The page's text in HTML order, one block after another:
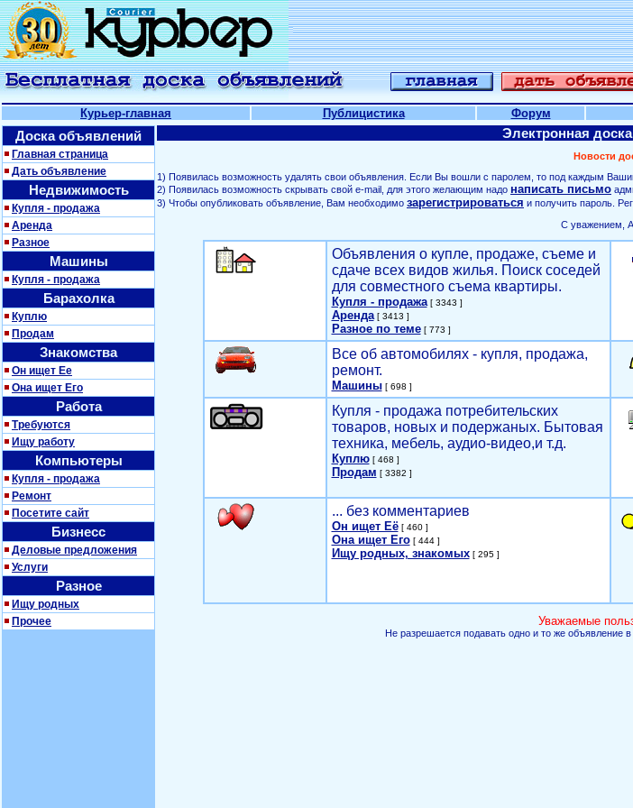
Курьер-главная Публицистика Форум
Доска объявлений
Главная страница
Дать объявление
Недвижимость
Купля - продажа
Аренда
Разное
Машины
Купля - продажа
Барахолка
Куплю
Продам
Знакомства
Он ищет Ее
Она ищет Его
Работа
Требуются
Ищу работу
Компьютеры
Купля - продажа
Ремонт
Посетите сайт
Бизнесс
Деловые предложения
Услуги
Разное
Ищу родных
Прочее
Электронная
Новости
1) Появилась возможность удалять свои объявления. Если Вы вошли с паролем, то под каждым
2) Появилась возможность скрывать свой е-mail, для этого желающим надо написать письмо
3) Чтобы опубликовать объявление, Вам необходимо зарегистрироваться и получить пароль.
С уважением,
Объявления о купле, продаже, съеме и
сдаче всех видов жилья. Поиск соседей
для совместного съема квартиры.
Купля - продажа[ 3343 ]
Аренда[ 3413 ]
Разное по теме[ 773 ]
Все об автомобилях - купля, продажа,
ремонт.
Машины[ 698 ]
Купля - продажа потребительских
товаров, новых и подержаных. Бытовая
техника, мебель, аудио-видео,и т.д.
Куплю[ 468 ]
Продам [ 3382 ]
... без комментариев
Он ищет Её[ 460 ]
Она ищет Его[ 444 ]
Ищу родных, знакомых[ 295 ]
Уважаемые
Не разрешается подавать одно и то же объявление